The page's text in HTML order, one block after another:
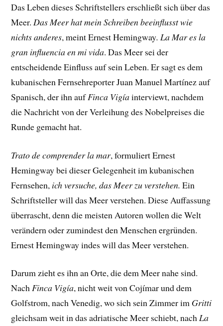
Das Leben dieses Schriftstellers erschließt sich über das
Meer.Das Meer hat mein Schreiben beeinflusst wie
nichts anderes, meint Ernest Hemingway. La Mar es la
gran influencia en mi vida. Das Meer sei der
entscheidende Einfluss auf sein Leben. Er sagt es dem
kubanischen Fernsehreporter Juan Manuel Martínez auf
Spanisch, der ihn aufFinca Vigíainterviewt, nachdem
die Nachricht von der Verleihung des Nobelpreises die
Runde gemacht hat.
Trato de comprender la mar, formuliert Ernest
Hemingway bei dieser Gelegenheit im kubanischen
Fernsehen, ich versuche, das Meer zu verstehen.Ein
Schriftsteller will das Meer verstehen. Diese Auffassung
überrascht, denn die meisten Autoren wollen die Welt
verändern oder zumindest den Menschen ergründen.
Ernest Hemingway indes will das Meer verstehen.
Darum zieht es ihn an Orte, die dem Meer nahe sind.
NachFinca Vigía, nicht weit von Cojímar und dem
Golfstrom, nach Venedig, wo sich sein Zimmer im Gritti
gleichsam weit in das adriatische Meer schiebt, nachLa